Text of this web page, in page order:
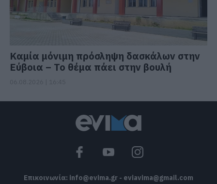
Καμία μόνιμη πρόσληψη δασκάλων στην
Εύβοια – Το θέμα πάει στην βουλή
Επικοινωνία: info@evima.gr - eviavima@gmail.com